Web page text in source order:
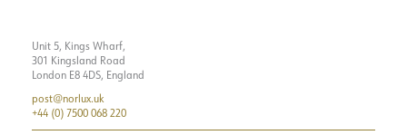
Unit 5, Kings Wharf,
301 Kingsland Road
London E8 4DS, England
post@norlux.uk
+44 (0) 7500 068 220